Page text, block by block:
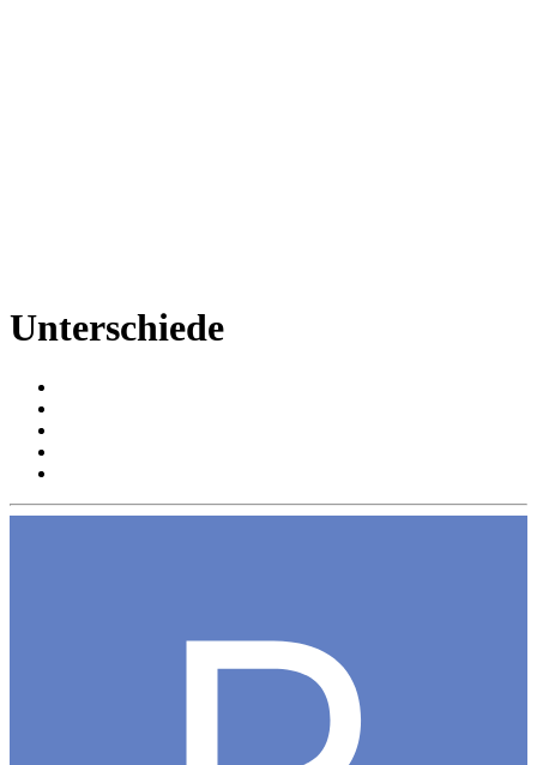
Unterschiede